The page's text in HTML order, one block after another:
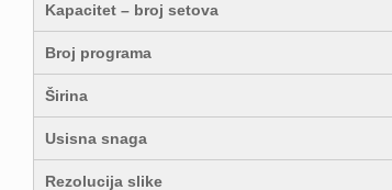
Kapacitet – broj setova
Broj programa
Širina
Usisna snaga
Rezolucija slike